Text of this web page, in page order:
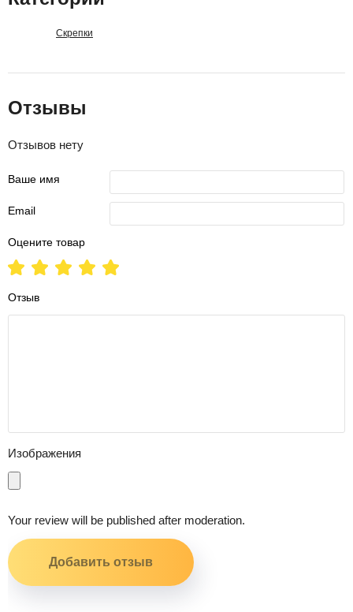
Скрепки
Отзывы
Отзывов нету
Ваше имя
Email
Оцените товар
Отзыв
Изображения
Your review will be published after moderation.